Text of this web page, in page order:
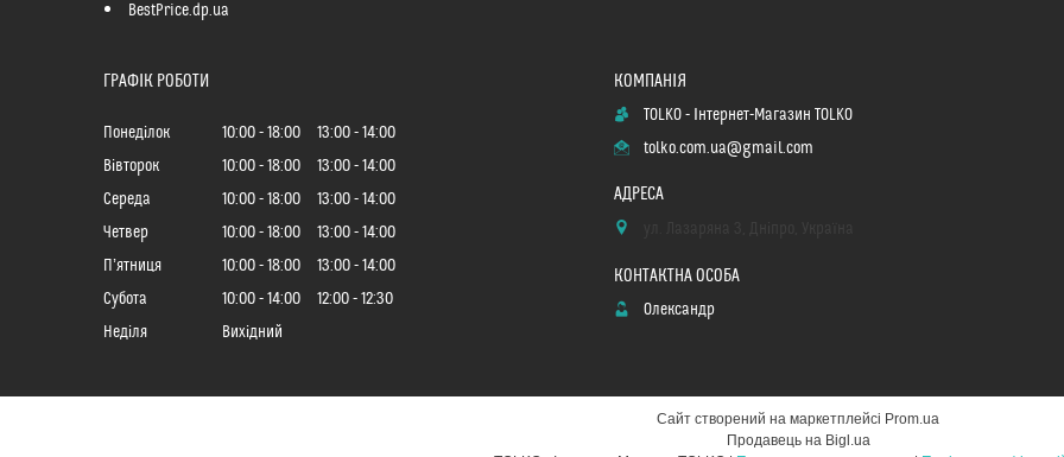
BestPrice.dp.ua
ГРАФІК РОБОТИ
Понеділок 10:00 18:00 13:00
14:00
Вівторок
10:00 18:00 13:00
14:00
Середа
10:00 18:00 13:00
14:00
Четвер
10:00 18:00 13:00
14:00
Пʼятниця
10:00 18:00 13:00
14:00
Субота
10:00 14:00 12:00
12:30
Неділя
Вихідний
TOLKO - Інтернет-Магазин TOLKO
tolko.com.ua@gmail.com
Олександр
Сайт створений на маркетплейсі Prom.ua
Продавець на Bigl.ua